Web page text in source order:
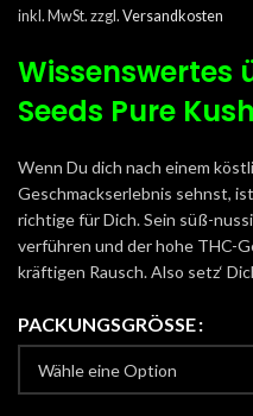
inkl. MwSt. zzgl. Versandkosten
Wissenswertes
Seeds Pure
Wenn Du dich nach einem
Geschmackserlebnis sehnst,
richtige für Dich. Sein süß-
verführen und der hohe THC-
kräftigen Rausch. Also setz‘
PACKUNGSGRÖSSE